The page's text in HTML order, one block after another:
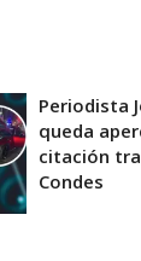
Periodista
queda
citación
Condes